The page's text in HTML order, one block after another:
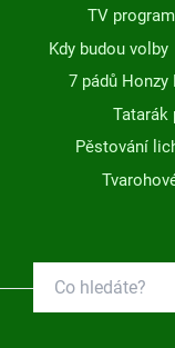
TV program
Kdy budou volby
7 pádů Honzy
Tatarák
Pěstování